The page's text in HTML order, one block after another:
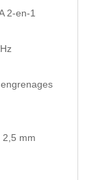
2-en-1
2,5 mm